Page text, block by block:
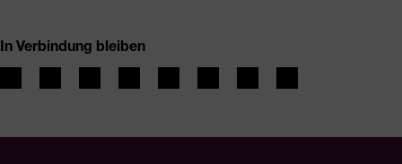
In Verbindung bleiben